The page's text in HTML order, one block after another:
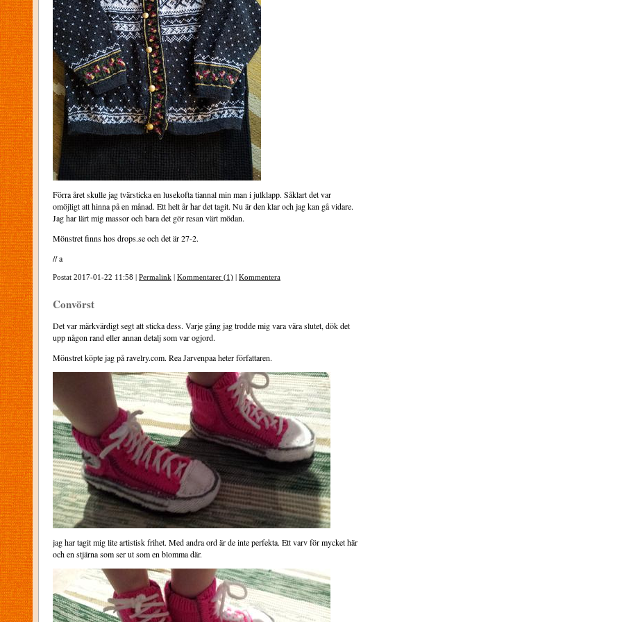
Förra året skulle jag tvärsticka en lusekofta tiannal min man i julklapp. Såklart det var
omöjligt att hinna på en månad. Ett helt år har det tagit. Nu är den klar och jag kan gå vidare.
Jag har lärt mig massor och bara det gör resan värt mödan.
Mönstret finns hos drops.se och det är 27-2.
// a
Postat 2017-01-22 11:58 | Permalink | Kommentarer (1) | Kommentera
Convörst
Det var märkvärdigt segt att sticka dess. Varje gång jag trodde mig vara vära slutet, dök det
upp någon rand eller annan detalj som var ogjord.
Mönstret köpte jag på ravelry.com. Rea Jarvenpaa heter författaren.
jag har tagit mig lite artistisk frihet. Med andra ord är de inte perfekta. Ett varv för mycket här
och en stjärna som ser ut som en blomma där.